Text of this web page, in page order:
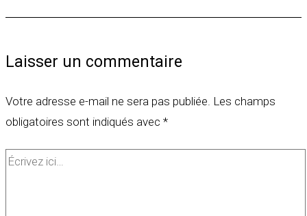
Laisser un commentaire
Votre adresse e-mail ne sera pas publiée. Les champs
obligatoires sont indiqués avec *
Écrivez